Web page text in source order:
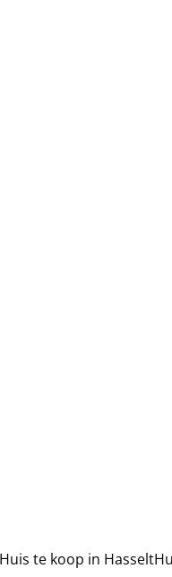
Huis te koop in Hasselt